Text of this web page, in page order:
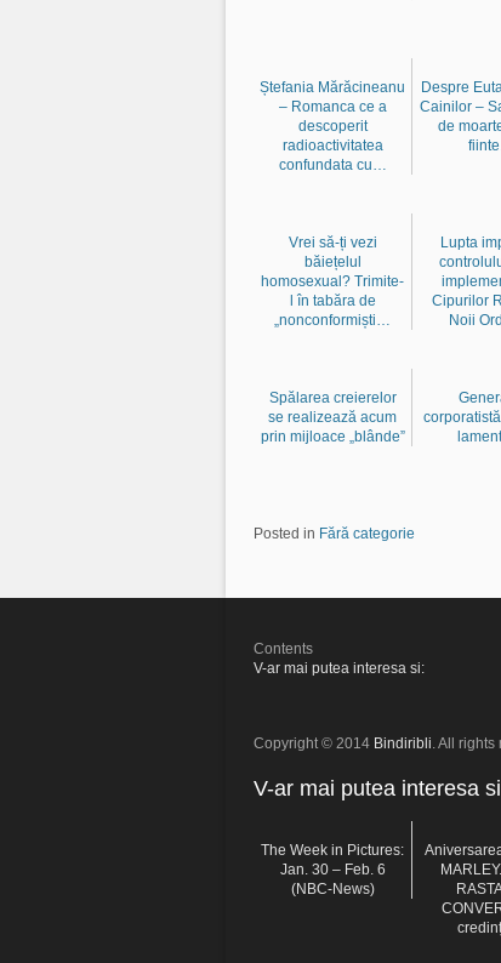
Ștefania Mărăcineanu
– Romanca ce a
descoperit
radioactivitatea
confundata cu…
Despre
Cainilor –
de
Vrei să-ți vezi
băiețelul
homosexual? Trimite-
l în tabăra de
„nonconformiști…
Lupta
Cipurilor
Noii
Spălarea creierelor
se realizează acum
prin mijloace „blânde”
Posted in Fără categorie
Contents
V-ar mai putea interesa si:
Copyright © 2014 Bindiribli . All rights
V-ar mai putea interesa
The Week in Pictures:
Jan. 30 – Feb. 6
(NBC-News)